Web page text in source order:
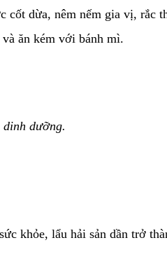
cốt dừa, nêm nếm gia vị, rắc
ăn kém với bánh mì.
dưỡng.
khỏe, lẩu hải sản dần trở